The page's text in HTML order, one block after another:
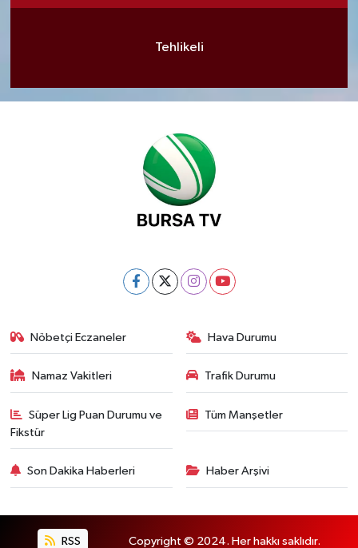
Tehlikeli
Nöbetçi Eczaneler Hava Durumu
Namaz Vakitleri Trafik Durumu
Süper Lig Puan Durumu ve
Fikstür
Tüm Manşetler
Son Dakika Haberleri Haber Arşivi
RSS Copyright © 2024. Her hakkı saklıdır.